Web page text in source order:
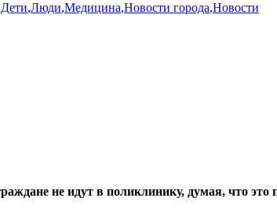
Дети,Люди,Медицина,Новости города,Новости
не идут в поликлинику, думая, что это